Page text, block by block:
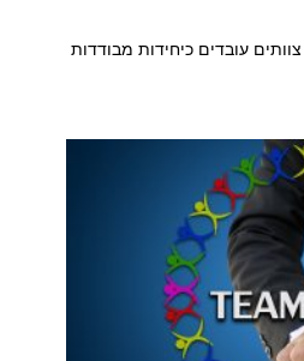
עובדים כיחידות מבודדות